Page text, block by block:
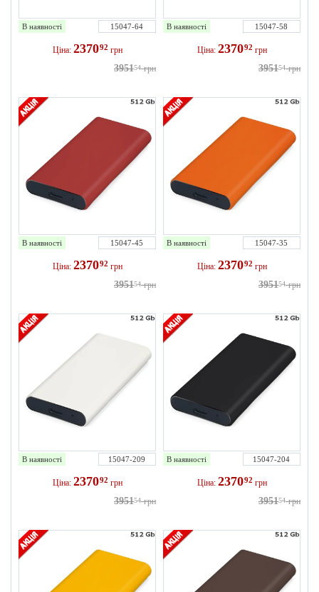
В наявності 15047-64
Ціна: 237092 грн
395154 грн
В наявності 15047-58
Ціна: 237092 грн
395154 грн
В наявності 15047-45
Ціна: 237092 грн
395154 грн
В наявності 15047-35
Ціна: 237092 грн
395154 грн
В наявності 15047-209
Ціна: 237092 грн
395154 грн
В наявності 15047-204
Ціна: 237092 грн
395154 грн